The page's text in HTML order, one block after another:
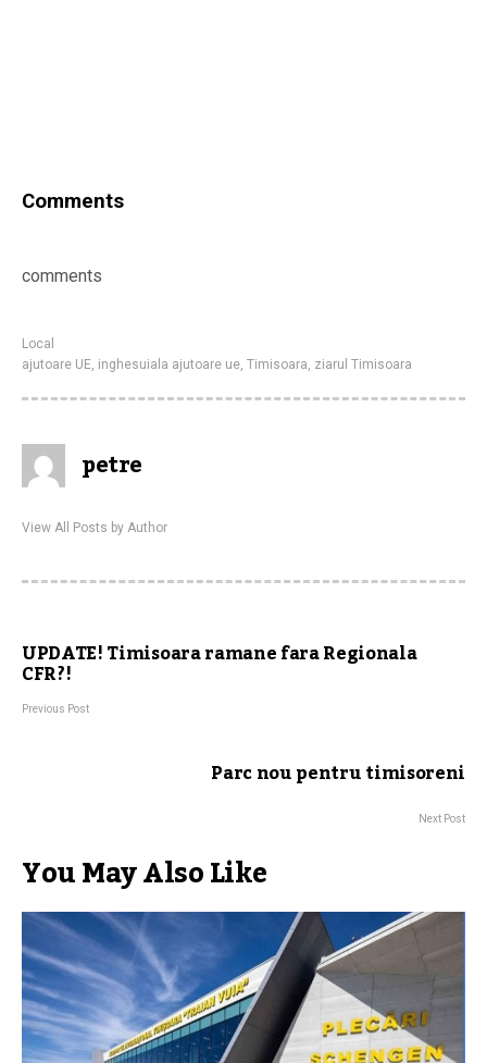
Comments
comments
Local
ajutoare UE, inghesuiala ajutoare ue, Timisoara, ziarul Timisoara
petre
View All Posts by Author
UPDATE! Timisoara ramane fara Regionala
CFR?!
Previous Post
Parc nou pentru timisoreni
Next Post
You May Also Like